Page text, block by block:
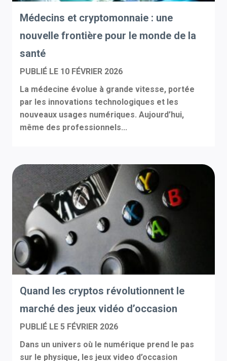
Médecins et cryptomonnaie : une
nouvelle frontière pour le monde de la
santé
PUBLIÉ LE 10 FÉVRIER 2026
La médecine évolue à grande vitesse, portée
par les innovations technologiques et les
nouveaux usages numériques. Aujourd’hui,
même des professionnels...
Quand les cryptos révolutionnent le
marché des jeux vidéo d’occasion
PUBLIÉ LE 5 FÉVRIER 2026
Dans un univers où le numérique prend le pas
sur le physique, les jeux video d’occasion